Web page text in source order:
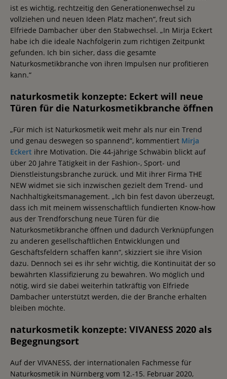
ist es wichtig, rechtzeitig den Generationenwechsel zu
vollziehen und neuen Ideen Platz machen“, freut sich
Elfriede Dambacher über den Stabwechsel. „In Mirja Eckert
habe ich die ideale Nachfolgerin zum richtigen Zeitpunkt
gefunden. Ich bin sicher, dass die gesamte
Naturkosmetikbranche von ihren Impulsen nur profitieren
kann.“
naturkosmetik konzepte: Eckert will neue
Türen für die Naturkosmetikbranche öffnen
„Für mich ist Naturkosmetik weit mehr als nur ein Trend
und genau deswegen so spannend“, kommentiert Mirja
Eckert ihre Motivation. Die 44-jährige Schwäbin blickt auf
über 20 Jahre Tätigkeit in der Fashion-, Sport- und
Dienstleistungsbranche zurück. und Mit ihrer Firma THE
NEW widmet sie sich inzwischen gezielt dem Trend- und
Nachhaltigkeitsmanagement. „Ich bin fest davon überzeugt,
dass ich mit meinem wissenschaftlich fundierten Know-how
aus der Trendforschung neue Türen für die
Naturkosmetikbranche öffnen und dadurch Verknüpfungen
zu anderen gesellschaftlichen Entwicklungen und
Geschäftsfeldern schaffen kann“, skizziert sie ihre Vision
dazu. Dennoch sei es ihr sehr wichtig, die Kontinuität der so
bewährten Klassifizierung zu bewahren. Wo möglich und
nötig, wird sie dabei weiterhin tatkräftig von Elfriede
Dambacher unterstützt werden, die der Branche erhalten
bleiben möchte.
naturkosmetik konzepte: VIVANESS 2020 als
Begegnungsort
Auf der VIVANESS, der internationalen Fachmesse für
Naturkosmetik in Nürnberg vom 12.-15. Februar 2020,